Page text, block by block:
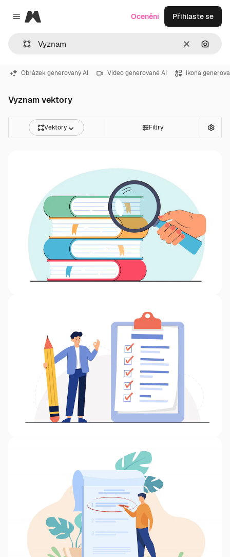
Close menu
Magnific
ZrušitHledat
Ocenění Přihlaste se
Obrázek generovaný AI Video generované AI Ikona
Vyznam vektory
Vektory Filtry